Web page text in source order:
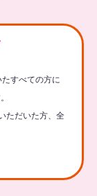
すべての方に
ただいた方、全